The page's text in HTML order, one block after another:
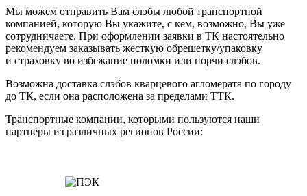
Мы можем отправить Вам слэбы любой транспортной
компанией, которую Вы укажите, с кем, возможно, Вы уже
сотрудничаете. При оформлении заявки в ТК настоятельно
рекомендуем заказывать жесткую обрешетку/упаковку
и страховку во избежание поломки или порчи слэбов.
Возможна доставка слэбов кварцевого агломерата по городу
до ТК, если она расположена за пределами ТТК.
Транспортные компании, которыми пользуются наши
партнеры из различных регионов России: